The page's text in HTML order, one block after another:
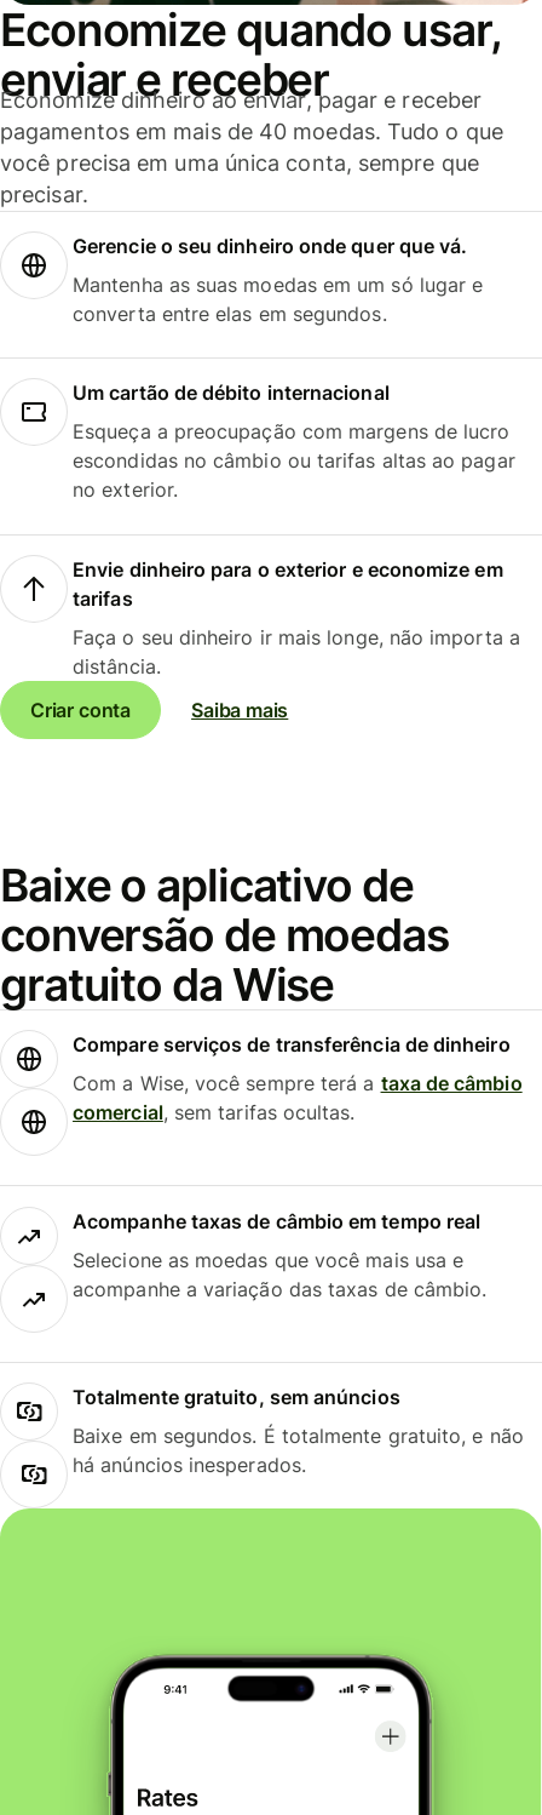
Economize quando usar,
enviar e receber
Economize dinheiro ao enviar, pagar e receber
pagamentos em mais de 40 moedas. Tudo o que
você precisa em uma única conta, sempre que
precisar.
Gerencie o seu dinheiro onde quer que vá.
Mantenha as suas moedas em um só lugar e
converta entre elas em segundos.
Um cartão de débito internacional
Esqueça a preocupação com margens de lucro
escondidas no câmbio ou tarifas altas ao pagar
no exterior.
Envie dinheiro para o exterior e economize em
tarifas
Faça o seu dinheiro ir mais longe, não importa a
distância.
Criar conta
Saiba mais
Baixe o aplicativo de
conversão de moedas
gratuito da Wise
Compare serviços de transferência de dinheiro
Com a Wise, você sempre terá a taxa de câmbio
comercial, sem tarifas ocultas.
Acompanhe taxas de câmbio em tempo real
Selecione as moedas que você mais usa e
acompanhe a variação das taxas de câmbio.
Totalmente gratuito, sem anúncios
Baixe em segundos. É totalmente gratuito, e não
há anúncios inesperados.